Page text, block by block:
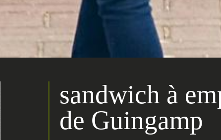
sandwich à
de Guingamp